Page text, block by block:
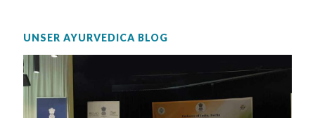
UNSER AYURVEDICA BLOG